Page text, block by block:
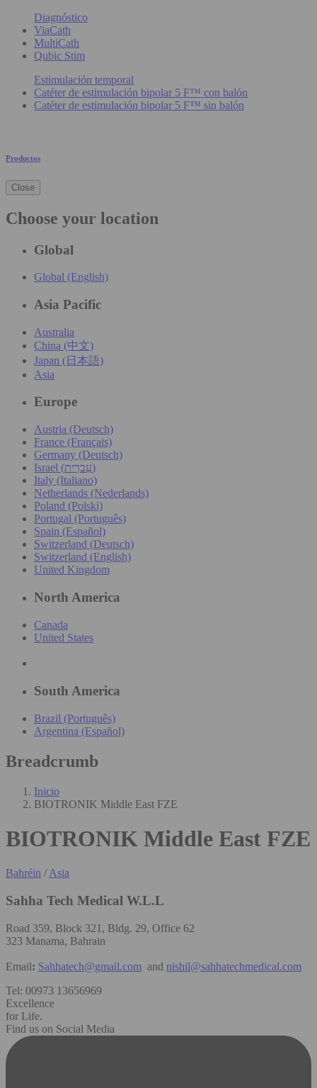
Diagnóstico
ViaCath
MultiCath
Qubic Stim
Estimulación temporal
Catéter de estimulación bipolar 5 F™ con balón
Catéter de estimulación bipolar 5 F™ sin balón
Productos
Close
Choose your location
Global
Global (English)
Asia Pacific
Australia
China (中文)
Japan (日本語)
Asia
Europe
Austria (Deutsch)
France (Français)
Germany (Deutsch)
Israel (עִברִית)
Italy (Italiano)
Netherlands (Nederlands)
Poland (Polski)
Portugal (Português)
Spain (Español)
Switzerland (Deutsch)
Switzerland (English)
United Kingdom
North America
Canada
United States
South America
Brazil (Português)
Argentina (Español)
Breadcrumb
Inicio
BIOTRONIK Middle East FZE
BIOTRONIK Middle East FZE
Bahréin /Asia
Sahha Tech Medical W.L.L
Road 359, Block 321, Bldg. 29, Office 62
323 Manama, Bahrain
Email: Sahhatech@gmail.com and nishil@sahhatechmedical.com
Tel: 00973 13656969
Excellence
for Life.
Find us on Social Media